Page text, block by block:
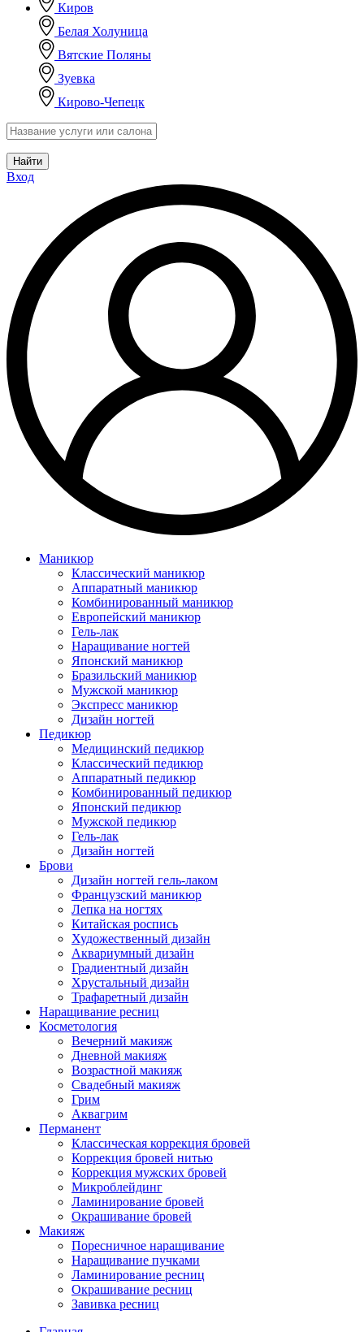
Киров
Белая Холуница
Вятские Поляны
Зуевка
Кирово-Чепецк
Найти
Вход
Маникюр
Классический маникюр
Аппаратный маникюр
Комбинированный маникюр
Европейский маникюр
Гель-лак
Наращивание ногтей
Японский маникюр
Бразильский маникюр
Мужской маникюр
Экспресс маникюр
Дизайн ногтей
Педикюр
Медицинский педикюр
Классический педикюр
Аппаратный педикюр
Комбинированный педикюр
Японский педикюр
Мужской педикюр
Гель-лак
Дизайн ногтей
Брови
Дизайн ногтей гель-лаком
Французский маникюр
Лепка на ногтях
Китайская роспись
Художественный дизайн
Аквариумный дизайн
Градиентный дизайн
Хрустальный дизайн
Трафаретный дизайн
Наращивание ресниц
Косметология
Вечерний макияж
Дневной макияж
Возрастной макияж
Свадебный макияж
Грим
Аквагрим
Перманент
Классическая коррекция бровей
Коррекция бровей нитью
Коррекция мужских бровей
Микроблейдинг
Ламинирование бровей
Окрашивание бровей
Макияж
Поресничное наращивание
Наращивание пучками
Ламинирование ресниц
Окрашивание ресниц
Завивка ресниц